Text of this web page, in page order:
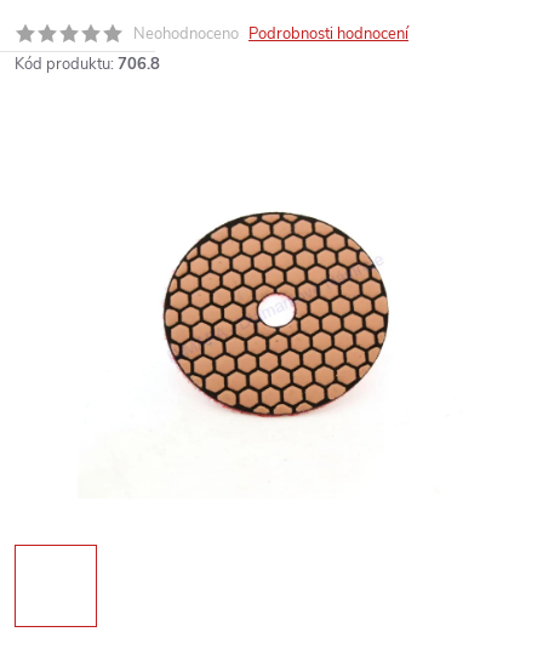
Neohodnoceno Podrobnosti hodnocení
Kód produktu: 706.8